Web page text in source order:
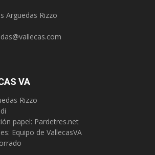
Arguedas Rizzo
VA
Rizzo
papel: Pardetres.net
Equipo de VallecasVA